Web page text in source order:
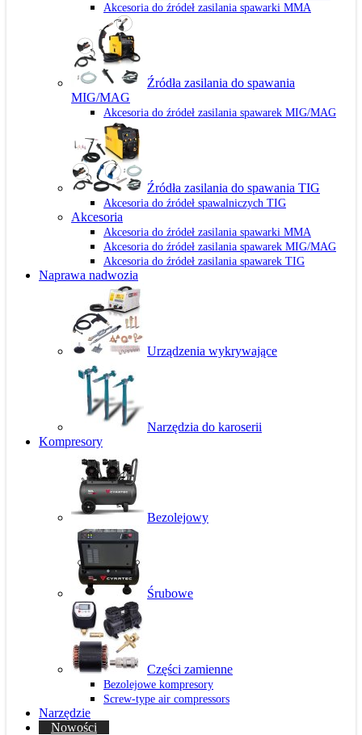
Akcesoria do źródeł zasilania spawarki MMA
Źródła zasilania do spawania
MIG/MAG
Akcesoria do źródeł zasilania spawarek MIG/MAG
Źródła zasilania do spawania TIG
Akcesoria do źródeł spawalniczych TIG
Akcesoria
Akcesoria do źródeł zasilania spawarki MMA
Akcesoria do źródeł zasilania spawarek MIG/MAG
Akcesoria do źródeł zasilania spawarek TIG
Naprawa nadwozia
Urządzenia wykrywające
Narzędzia do karoserii
Kompresory
Bezolejowy
Śrubowe
Części zamienne
Bezolejowe kompresory
Screw-type air compressors
Narzędzie
Nowości